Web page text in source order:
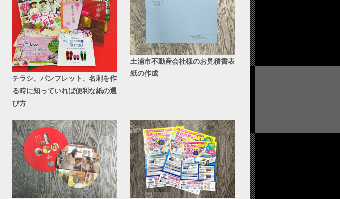
チラシ、パンフレット、名刺を作
る時に知っていれば便利な紙の選
び方
土浦市不動産会社様のお見積書表
紙の作成